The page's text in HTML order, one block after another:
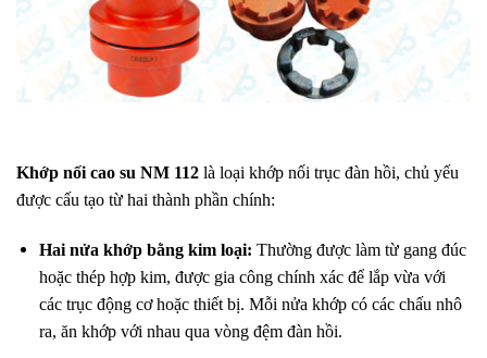
Khớp nối cao su NM 112 là loại khớp nối trục đàn hồi, chủ yếu
được cấu tạo từ hai thành phần chính:
Hai nửa khớp bằng kim loại: Thường được làm từ gang đúc
hoặc thép hợp kim, được gia công chính xác để lắp vừa với
các trục động cơ hoặc thiết bị. Mỗi nửa khớp có các chấu nhô
ra, ăn khớp với nhau qua vòng đệm đàn hồi.